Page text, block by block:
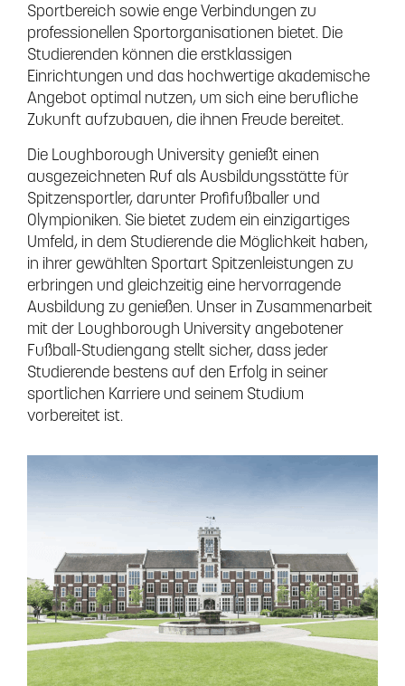
Sportbereich sowie enge Verbindungen zu
professionellen Sportorganisationen bietet. Die
Studierenden können die erstklassigen
Einrichtungen und das hochwertige akademische
Angebot optimal nutzen, um sich eine berufliche
Zukunft aufzubauen, die ihnen Freude bereitet.
Die Loughborough University genießt einen
ausgezeichneten Ruf als Ausbildungsstätte für
Spitzensportler, darunter Profifußballer und
Olympioniken. Sie bietet zudem ein einzigartiges
Umfeld, in dem Studierende die Möglichkeit haben,
in ihrer gewählten Sportart Spitzenleistungen zu
erbringen und gleichzeitig eine hervorragende
Ausbildung zu genießen. Unser in Zusammenarbeit
mit der Loughborough University angebotener
Fußball-Studiengang stellt sicher, dass jeder
Studierende bestens auf den Erfolg in seiner
sportlichen Karriere und seinem Studium
vorbereitet ist.